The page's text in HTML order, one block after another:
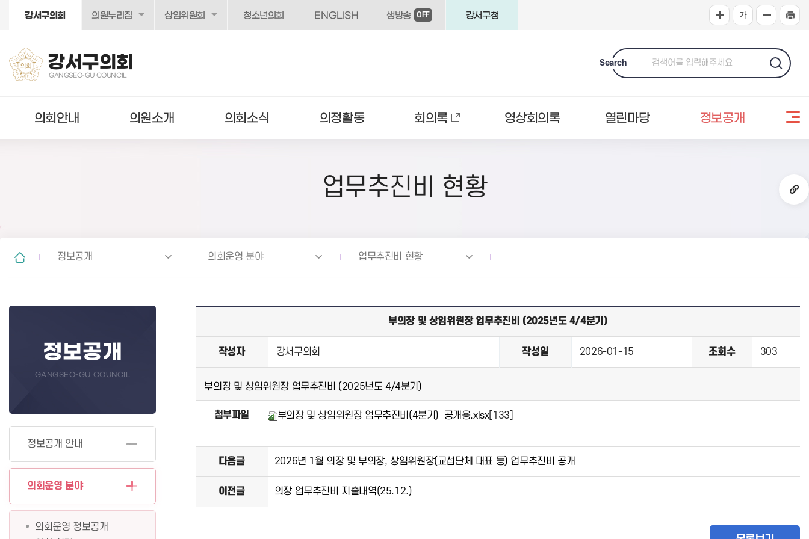
강서구의회 의원누리집 상임위원회 청소년의회 ENGLISH 생방송 OFF 강서구청
강서구의회
GANGSEO-GU COUNCIL
Search
의회안내 의원소개 의회소식 의정활동 회의록 영상회의록 열린마당 정보공개
업무추진비 현황
정보공개 의회운영 분야 업무추진비 현황
정보공개
GANGSEO-GU COUNCIL
정보공개 안내
의회운영 분야
의회운영 정보공개
부의장 및 상임위원장 업무추진비 (2025년도 4/4분기)
작성자 강서구의회 작성일 2026-01-15 조회수 303
부의장 및 상임위원장 업무추진비 (2025년도 4/4분기)
첨부파일 부의장 및 상임위원장 업무추진비(4분기)_공개용.xlsx[133]
다음글 2026년 1월 의장 및 부의장, 상임위원장(교섭단체 대표 등) 업무추진비 공개
이전글 의장 업무추진비 지출내역(25.12.)